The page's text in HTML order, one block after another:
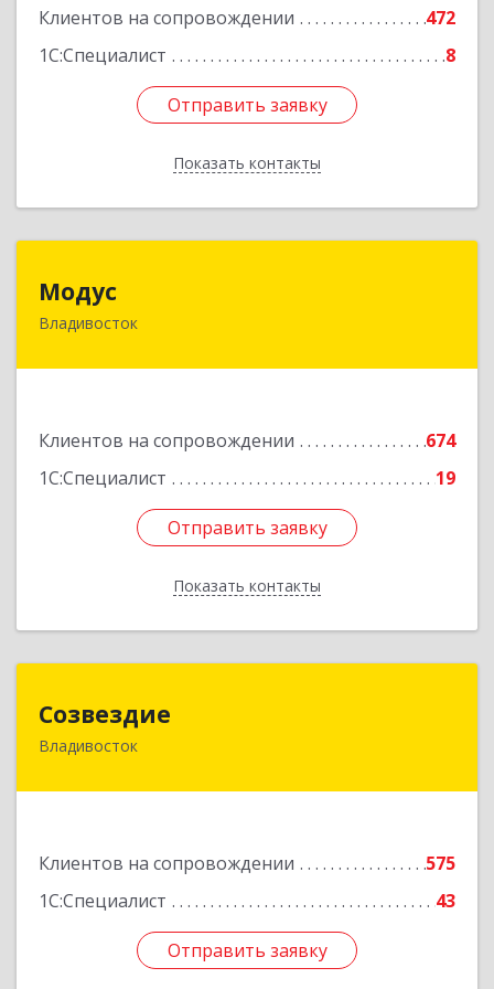
Клиентов на сопровождении
472
1С:Специалист
8
Отправить заявку
Показать контакты
Подробнее
Отправить заявку
Назад
Модус
Владивосток
Клиентов на сопровождении
674
1С:Специалист
19
Отправить заявку
Показать контакты
690091, Приморский край, Владивосток г, ул.
Отправить заявку
Назад
Созвездие
Владивосток
Клиентов на сопровождении
575
1С:Специалист
43
Отправить заявку
690069, Приморский край, Владивосток г,
Отправить заявку